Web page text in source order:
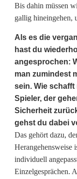
Bis dahin müssen
gallig hineingehen,
Als es die
hast du
angesprochen:
man zumindest
sein. Wie
Spieler, der
Sicherheit
gehst du dabei
Das gehört dazu,
Herangehensweise
individuell
Einzelgesprächen.